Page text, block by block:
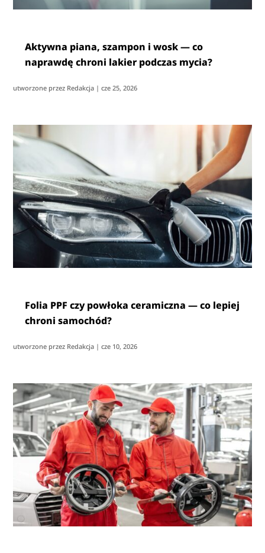
Aktywna piana, szampon i wosk — co
naprawdę chroni lakier podczas mycia?
utworzone przez Redakcja |cze 25, 2026
Folia PPF czy powłoka ceramiczna — co lepiej
chroni samochód?
utworzone przez Redakcja |cze 10, 2026